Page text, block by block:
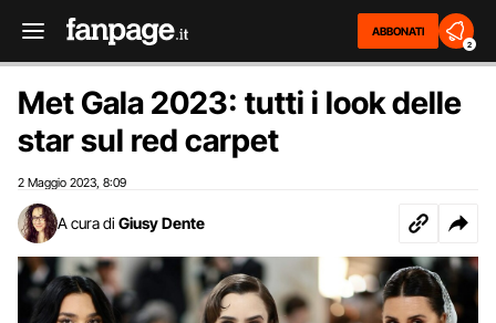
ABBONATI
2
Met Gala 2023: tutti i look delle
star sul red carpet
2 Maggio 2023 8:09
A cura di Giusy Dente